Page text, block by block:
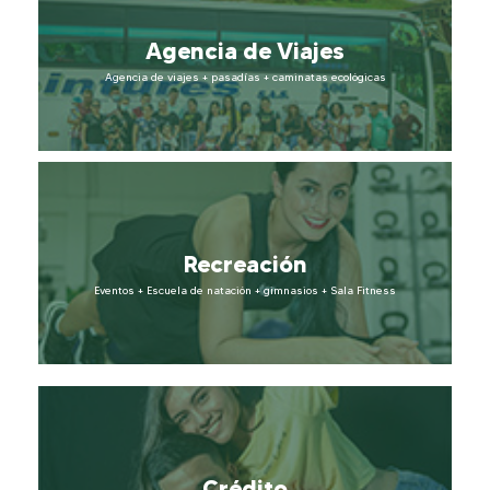
La Manigua
Más Información
Agencia de Viajes
Agencia de viajes + pasadías + caminatas ecológicas
Agencia de Viajes
Más Información
Recreación
Eventos + Escuela de natación + gimnasios + Sala Fitness
Recreación
Más Información